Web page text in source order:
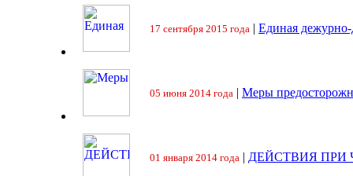
17 сентября 2015 года | Единая
05 июня 2014 года | Меры
01 января 2014 года | ДЕЙСТВИЯ ПРИ